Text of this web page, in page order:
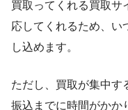
買取ってくれる買取サ
応してくれるため、い
し込めます。
ただし、買取が集中す
振込までに時間がかか